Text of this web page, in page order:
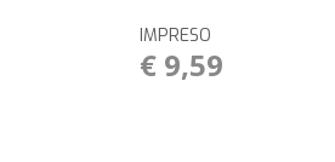
IMPRESO
€ 9,59